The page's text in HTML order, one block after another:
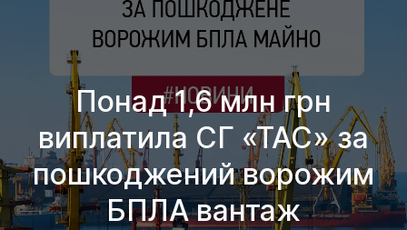
Понад 1,6 млн грн
виплатила СГ «ТАС» за
пошкоджений ворожим
БПЛА вантаж